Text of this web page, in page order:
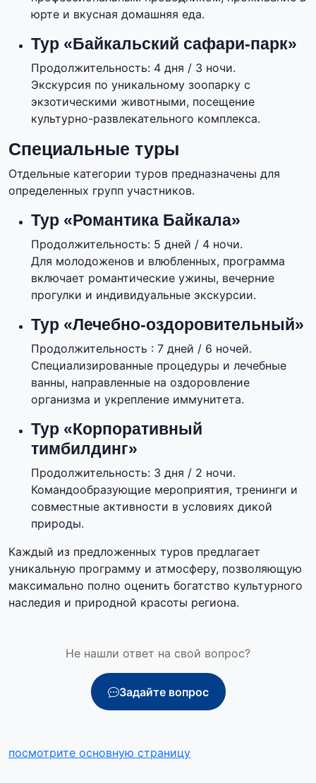
юрте и вкусная домашняя еда.
Тур «Байкальский сафари-парк»
Продолжительность: 4 дня / 3 ночи.
Экскурсия по уникальному зоопарку с
экзотическими животными, посещение
культурно-развлекательного комплекса.
Специальные туры
Отдельные категории туров предназначены для
определенных групп участников.
Тур «Романтика Байкала»
Продолжительность: 5 дней / 4 ночи.
Для молодоженов и влюбленных, программа
включает романтические ужины, вечерние
прогулки и индивидуальные экскурсии.
Тур «Лечебно-оздоровительный»
Продолжительность : 7 дней / 6 ночей.
Специализированные процедуры и лечебные
ванны, направленные на оздоровление
организма и укрепление иммунитета.
Тур «Корпоративный
тимбилдинг»
Продолжительность: 3 дня / 2 ночи.
Командообразующие мероприятия, тренинги и
совместные активности в условиях дикой
природы.
Каждый из предложенных туров предлагает
уникальную программу и атмосферу, позволяющую
максимально полно оценить богатство культурного
наследия и природной красоты региона.
Не нашли ответ на свой вопрос?
Задайте вопрос
посмотрите основную страницу